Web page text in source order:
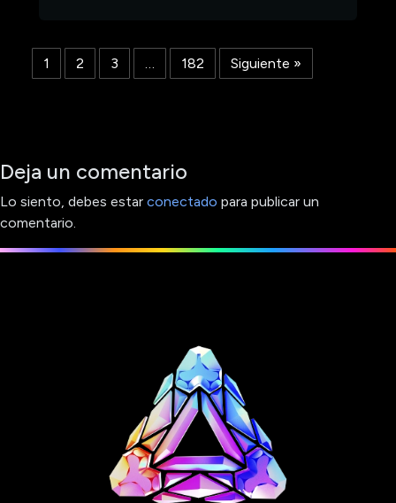
1 2 3 … 182 Siguiente »
Deja un comentario
Lo siento, debes estar conectado para publicar un
comentario.